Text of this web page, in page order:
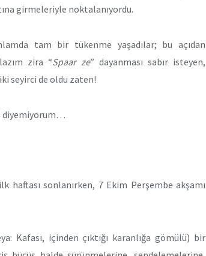
girmeleriyle noktalanıyordu.
tam bir tükenme yaşadılar; bu açıdan
zira “Spaar ze” dayanması sabır isteyen,
seyirci de oldu zaten!
diyemiyorum…
haftası sonlanırken, 7 Ekim Perşembe akşamı
Kafası, içinden çıktığı karanlığa gömülü) bir